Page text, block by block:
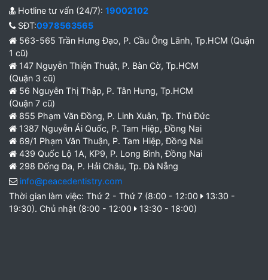
Hotline tư vấn (24/7): 19002102
SĐT:0978563565
563-565 Trần Hưng Đạo, P. Cầu Ông Lãnh, Tp.HCM (Quận
1 cũ)
147 Nguyễn Thiện Thuật, P. Bàn Cờ, Tp.HCM
(Quận 3 cũ)
56 Nguyễn Thị Thập, P. Tân Hưng, Tp.HCM
(Quận 7 cũ)
855 Phạm Văn Đồng, P. Linh Xuân, Tp. Thủ Đức
1387 Nguyễn Ái Quốc, P. Tam Hiệp, Đồng Nai
69/1 Phạm Văn Thuận, P. Tam Hiệp, Đồng Nai
439 Quốc Lộ 1A, KP9, P. Long Bình, Đồng Nai
298 Đống Đa, P. Hải Châu, Tp. Đà Nẵng
info@peacedentistry.com
Thời gian làm việc: Thứ 2 - Thứ 7 (8:00 - 12:00
13:30 -
19:30). Chủ nhật (8:00 - 12:00
13:30 - 18:00)